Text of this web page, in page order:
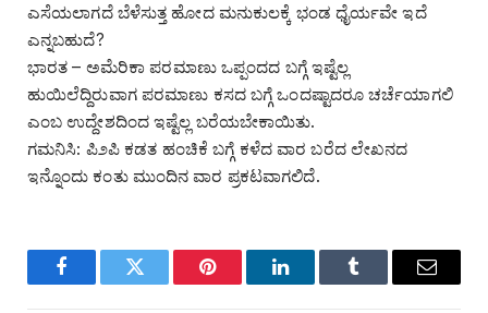
ಎಸೆಯಲಾಗದೆ ಬೆಳೆಸುತ್ತ ಹೋದ ಮನುಕುಲಕ್ಕೆ ಭಂಡ ಧೈರ್ಯವೇ ಇದೆ
ಎನ್ನಬಹುದೆ?
ಭಾರತ – ಅಮೆರಿಕಾ ಪರಮಾಣು ಒಪ್ಪಂದದ ಬಗ್ಗೆ ಇಷ್ಟೆಲ್ಲ
ಹುಯಿಲೆದ್ದಿರುವಾಗ ಪರಮಾಣು ಕಸದ ಬಗ್ಗೆ ಒಂದಷ್ಟಾದರೂ ಚರ್ಚೆಯಾಗಲಿ
ಎಂಬ ಉದ್ದೇಶದಿಂದ ಇಷ್ಟೆಲ್ಲ ಬರೆಯಬೇಕಾಯಿತು.
ಗಮನಿಸಿ: ಪಿ೨ಪಿ ಕಡತ ಹಂಚಿಕೆ ಬಗ್ಗೆ ಕಳೆದ ವಾರ ಬರೆದ ಲೇಖನದ
ಇನ್ನೊಂದು ಕಂತು ಮುಂದಿನ ವಾರ ಪ್ರಕಟವಾಗಲಿದೆ.
FacebookTwitter Pinterest LinkedInTumblr Email